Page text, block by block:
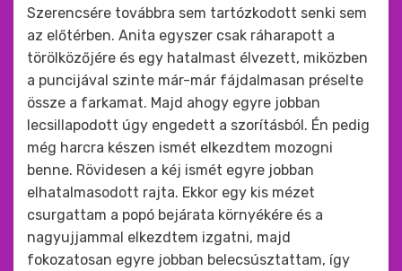
Szerencsére továbbra sem tartózkodott senki sem
az előtérben. Anita egyszer csak ráharapott a
törölközőjére és egy hatalmast élvezett, miközben
a puncijával szinte már-már fájdalmasan préselte
össze a farkamat. Majd ahogy egyre jobban
lecsillapodott úgy engedett a szorításból. Én pedig
még harcra készen ismét elkezdtem mozogni
benne. Rövidesen a kéj ismét egyre jobban
elhatalmasodott rajta. Ekkor egy kis mézet
csurgattam a popó bejárata környékére és a
nagyujjammal elkezdtem izgatni, majd
fokozatosan egyre jobban belecsúsztattam, így